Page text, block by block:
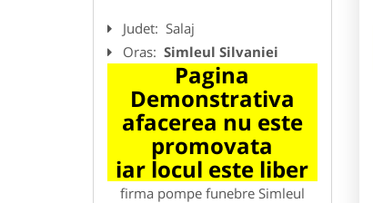
Judet: Salaj
Oras: Simleul Silvaniei
Pagina
Demonstrativa
afacerea nu este
promovata
iar locul este liber
firma pompe funebre Simleul